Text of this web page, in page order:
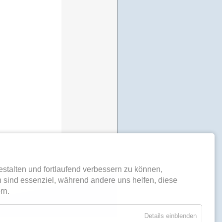
und fortlaufend verbessern zu können,
essenziel, während andere uns helfen, diese
Details einblenden